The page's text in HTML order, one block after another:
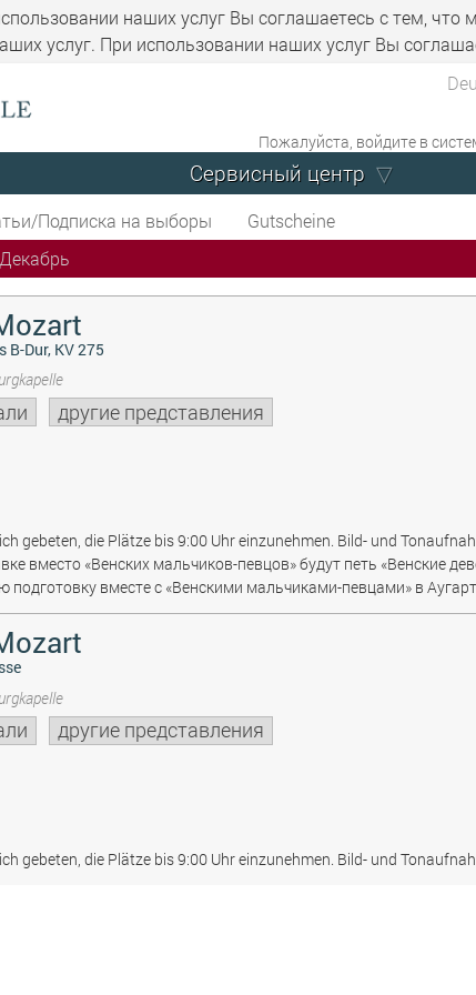
наших услуг Вы соглашаетесь с тем,
услуг. При использовании наших услуг Вы
Пожалуйста, войдите в
Сервисный центр
Подписка на выборы
Gutscheine
Декабрь
B-Dur, KV 275
другие представления
gebeten, die Plätze bis 9:00 Uhr einzunehmen. Bild- und
вместо «Венских мальчиков-певцов» будут петь «Венские
подготовку вместе с «Венскими мальчиками-певцами» в
другие представления
gebeten, die Plätze bis 9:00 Uhr einzunehmen. Bild- und